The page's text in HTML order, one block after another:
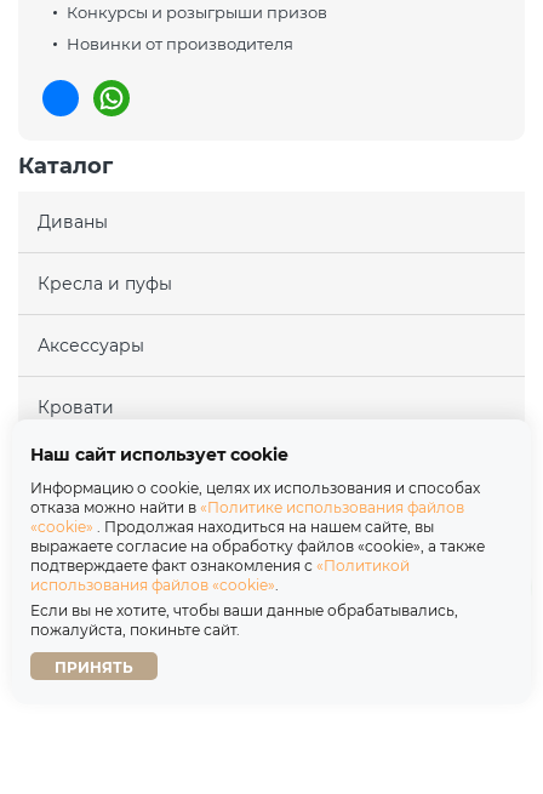
Конкурсы и розыгрыши призов
Новинки от производителя
Каталог
Диваны
Кресла и пуфы
Аксессуары
Кровати
Покупателям
Партнерам
О нас
Наш сайт использует cookie
Информацию о cookie, целях их использования и способах
отказа можно найти в «Политике использования файлов
«cookie» . Продолжая находиться на нашем сайте, вы
выражаете согласие на обработку файлов «cookie», а также
подтверждаете факт ознакомления с «Политикой
использования файлов «cookie».
Если вы не хотите, чтобы ваши данные обрабатывались,
пожалуйста, покиньте сайт.
ПРИНЯТЬ